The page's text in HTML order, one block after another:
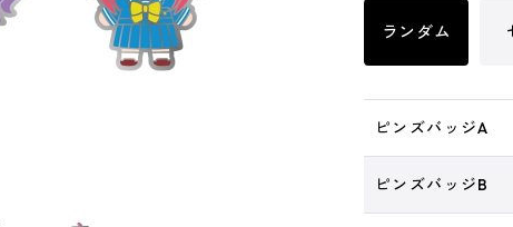
ランダム
ピンズバッジA
ピンズバッジB